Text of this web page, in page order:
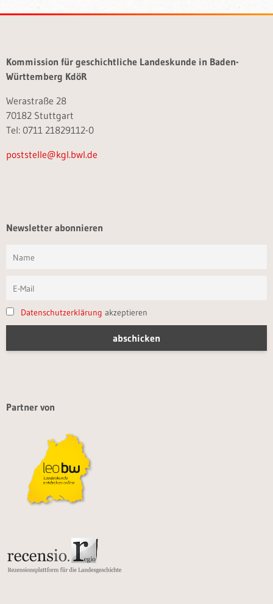
Kommission für geschichtliche Landeskunde in Baden-
Württemberg KdöR
Werastraße 28
70182 Stuttgart
Tel: 0711 21829112-0
poststelle@kgl.bwl.de
Newsletter abonnieren
Datenschutzerklärung akzeptieren
Partner von